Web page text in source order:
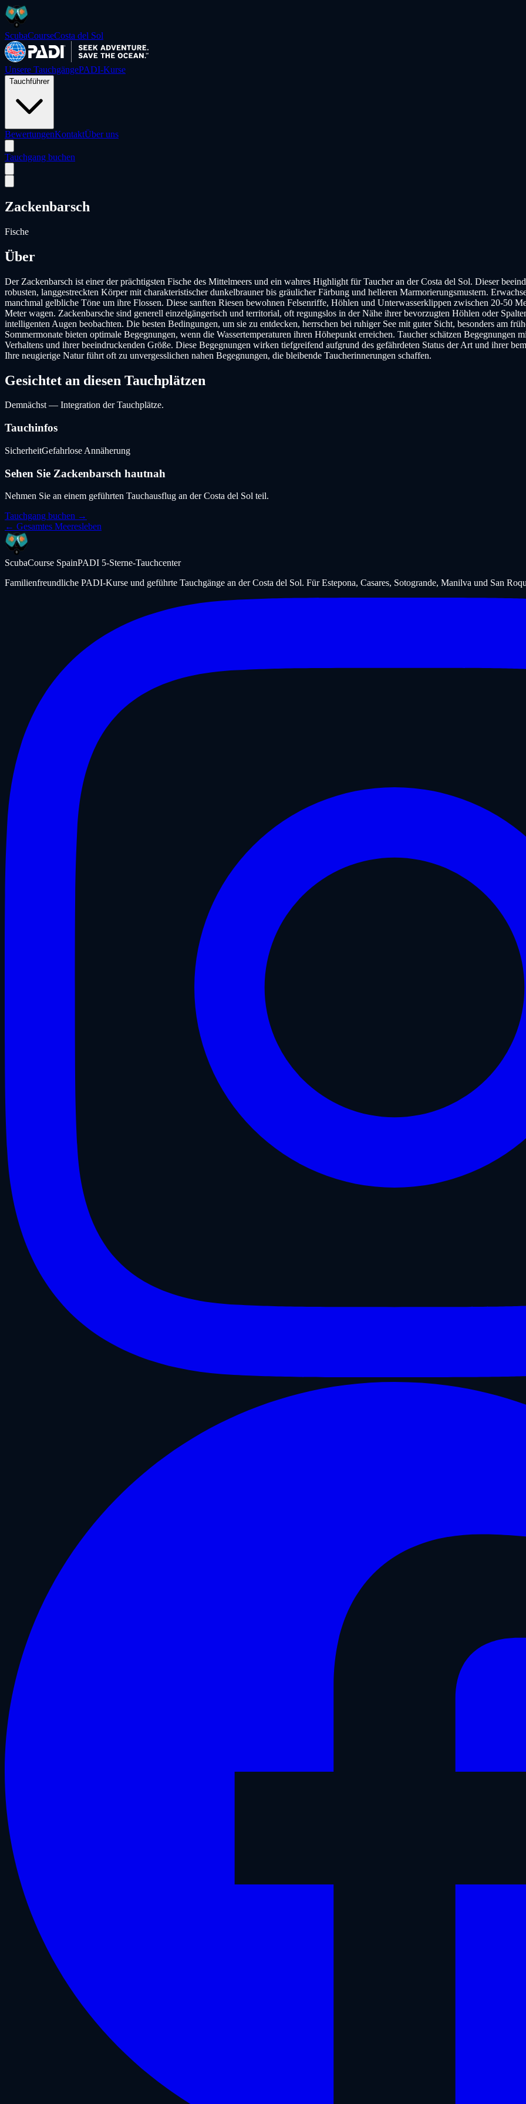
ScubaCourseCosta del Sol
Unsere TauchgängePADI-Kurse
Tauchführer
BewertungenKontaktÜber uns
Tauchgang buchen
Zackenbarsch
Fische
Über
Der Zackenbarsch ist einer der prächtigsten Fische des Mittelmeers und ein wahres Highlight für Taucher an der Costa del Sol. Dieser
robusten, langgestreckten Körper mit charakteristischer dunkelbrauner bis gräulicher Färbung und helleren Marmorierungsmustern.
manchmal gelbliche Töne um ihre Flossen. Diese sanften Riesen bewohnen Felsenriffe, Höhlen und Unterwasserklippen zwischen 20-50
Meter wagen. Zackenbarsche sind generell einzelgängerisch und territorial, oft regungslos in der Nähe ihrer bevorzugten Höhlen oder
intelligenten Augen beobachten. Die besten Bedingungen, um sie zu entdecken, herrschen bei ruhiger See mit guter Sicht, besonders am
Sommermonate bieten optimale Begegnungen, wenn die Wassertemperaturen ihren Höhepunkt erreichen. Taucher schätzen Begegnungen
Verhaltens und ihrer beeindruckenden Größe. Diese Begegnungen wirken tiefgreifend aufgrund des gefährdeten Status der Art und ihrer
Ihre neugierige Natur führt oft zu unvergesslichen nahen Begegnungen, die bleibende Taucherinnerungen schaffen.
Gesichtet an diesen Tauchplätzen
Demnächst — Integration der Tauchplätze.
Tauchinfos
SicherheitGefahrlose Annäherung
Sehen Sie Zackenbarsch hautnah
Nehmen Sie an einem geführten Tauchausflug an der Costa del Sol teil.
Tauchgang buchen →
← Gesamtes Meeresleben
ScubaCourse SpainPADI 5-Sterne-Tauchcenter
Familienfreundliche PADI-Kurse und geführte Tauchgänge an der Costa del Sol. Für Estepona, Casares, Sotogrande, Manilva und San